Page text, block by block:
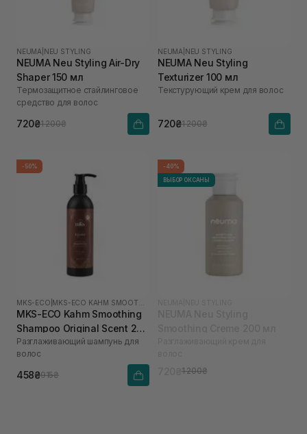
NEUMA NEU STYLING
NEUMA Neu Styling Air-Dry
Shaper 150 мл
Термозащитное стайлинговое
средство для волос
720₴1 200₴
NEUMA NEU STYLING
NEUMA Neu Styling
Texturizer 100 мл
Текстурующий крем для волос
720₴1 200₴
-50%
MKS-ECO
MKS-ECO Kahm Smoothing
Shampoo Original Scent 296
мл
Разглаживающий шампунь для
волос
458₴915₴
-40%
ВЫБОР ОКСАНЫ
1 200₴